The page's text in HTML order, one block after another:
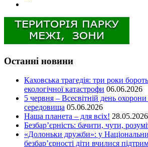
Останні новини
Каховська трагедія: три роки
екологічної катастрофи 06.06.2026
5 червня – Всесвітній день
середовища 05.06.2026
Наша планета – для всіх! 28.05.2026
Безбар’єрність: бачити, чути,
«Долоньки дружби»: у
безбар’єрності діти вчилися